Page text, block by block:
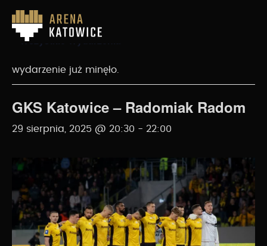
« Wszystkie Wydarzenia
wydarzenie już minęło.
GKS Katowice – Radomiak Radom
29 sierpnia, 2025 @ 20:30 - 22:00